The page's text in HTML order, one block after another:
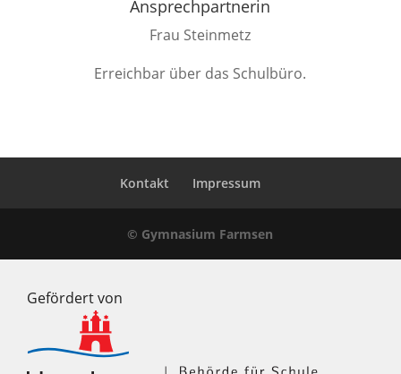
Ansprechpartnerin
Frau Steinmetz
Erreichbar über das Schulbüro.
Kontakt Impressum
© Gymnasium Farmsen
Gefördert von